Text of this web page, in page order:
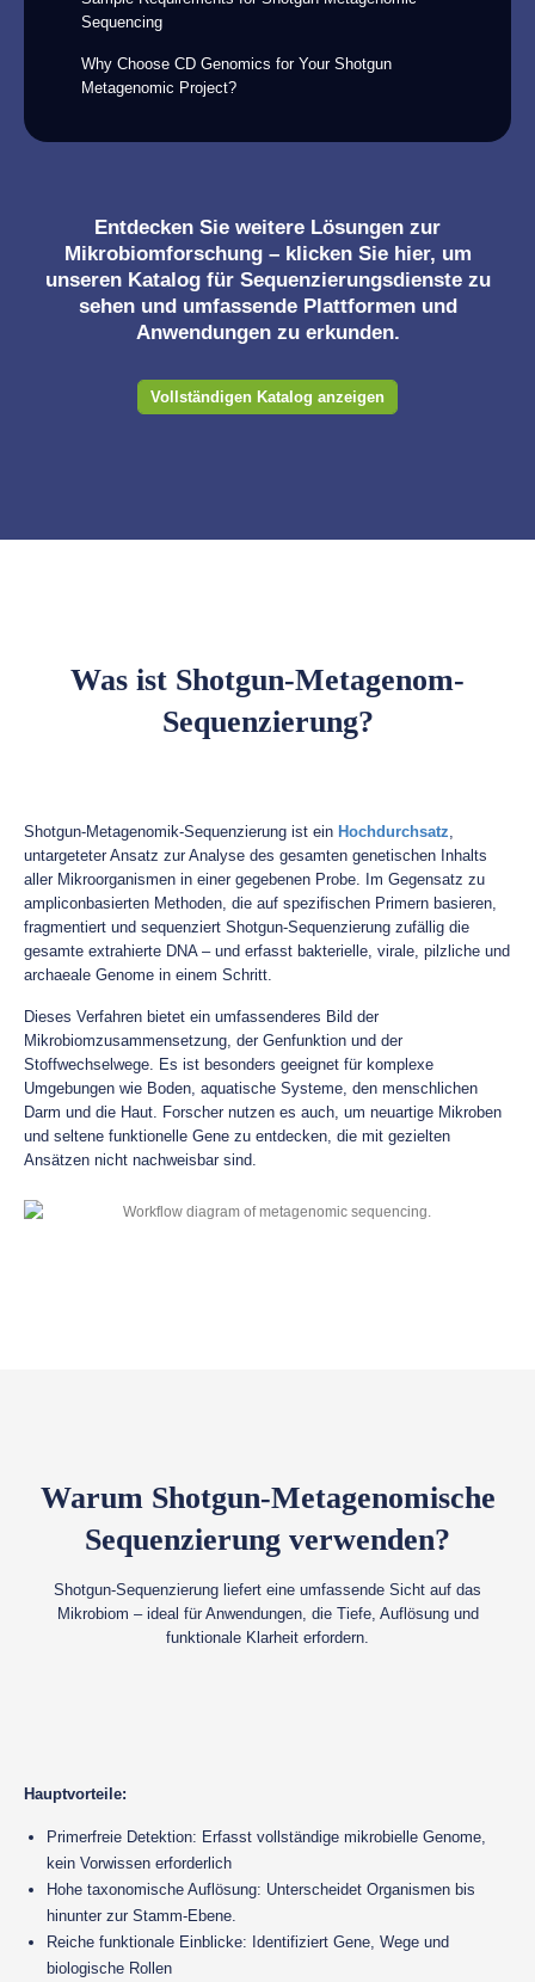
Sequencing
Why Choose CD Genomics for Your Shotgun
Metagenomic Project?
Entdecken Sie weitere Lösungen zur
Mikrobiomforschung – klicken Sie hier, um
unseren Katalog für Sequenzierungsdienste zu
sehen und umfassende Plattformen und
Anwendungen zu erkunden.
Vollständigen Katalog anzeigen
Was ist Shotgun-Metagenom-
Sequenzierung?
Shotgun-Metagenomik-Sequenzierung ist ein Hochdurchsatz,
untargeteter Ansatz zur Analyse des gesamten genetischen Inhalts
aller Mikroorganismen in einer gegebenen Probe. Im Gegensatz zu
ampliconbasierten Methoden, die auf spezifischen Primern basieren,
fragmentiert und sequenziert Shotgun-Sequenzierung zufällig die
gesamte extrahierte DNA – und erfasst bakterielle, virale, pilzliche und
archaeale Genome in einem Schritt.
Dieses Verfahren bietet ein umfassenderes Bild der
Mikrobiomzusammensetzung, der Genfunktion und der
Stoffwechselwege. Es ist besonders geeignet für komplexe
Umgebungen wie Boden, aquatische Systeme, den menschlichen
Darm und die Haut. Forscher nutzen es auch, um neuartige Mikroben
und seltene funktionelle Gene zu entdecken, die mit gezielten
Ansätzen nicht nachweisbar sind.
Warum Shotgun-Metagenomische
Sequenzierung verwenden?
Shotgun-Sequenzierung liefert eine umfassende Sicht auf das
Mikrobiom – ideal für Anwendungen, die Tiefe, Auflösung und
funktionale Klarheit erfordern.
Hauptvorteile:
Primerfreie Detektion: Erfasst vollständige mikrobielle Genome,
kein Vorwissen erforderlich
Hohe taxonomische Auflösung: Unterscheidet Organismen bis
hinunter zur Stamm-Ebene.
Reiche funktionale Einblicke: Identifiziert Gene, Wege und
biologische Rollen